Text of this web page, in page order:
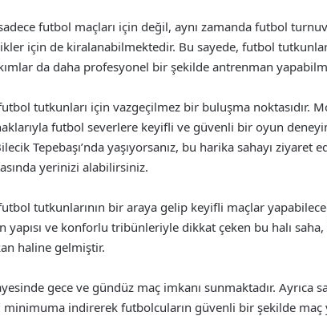
futbol maçları için değil, aynı zamanda futbol
için de kiralanabilmektedir. Bu sayede, futbol
da daha profesyonel bir şekilde antrenman
tutkunları için vazgeçilmez bir buluşma noktasıdır.
futbol severlere keyifli ve güvenli bir oyun
Tepebaşı’nda yaşıyorsanız, bu harika sahayı ziyaret
yerinizi alabilirsiniz.
futbol tutkunlarının bir araya gelip keyifli maçlar
ve konforlu tribünleriyle dikkat çeken bu halı
haline gelmiştir.
gece ve gündüz maç imkanı sunmaktadır. Ayrıca
minimuma indirerek futbolcuların güvenli bir şekilde maç